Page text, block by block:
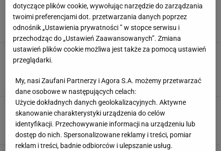
Zaglądamy do wnętrz Margot Robbie. Są tutaj
kultowe plakaty i meble z planu filmu "Barbie"
ANSWEAR BLOOMINGVILLE
3 pomysły na stół wielkanocny jak z magazynu
ANSWEAR BLOOMINGVILLE ĆMIELÓW
Domowe SPA krok po kroku. Jak stworzyć
relaksującą przestrzeń we własnej łazience?
ANSWEAR RĘCZNIK SZLAFROK ŚWIECA ZAPACHOWA
dotyczące plików cookie, wywołując narzędzie do zarządzania
twoimi preferencjami dot. przetwarzania danych poprzez
odnośnik „Ustawienia prywatności ” w stopce serwisu i
przechodząc do „Ustawień Zaawansowanych”. Zmiana
ustawień plików cookie możliwa jest także za pomocą ustawień
przeglądarki.
My, nasi Zaufani Partnerzy i Agora S.A. możemy przetwarzać
dane osobowe w następujących celach:
Użycie dokładnych danych geolokalizacyjnych. Aktywne
skanowanie charakterystyki urządzenia do celów
identyfikacji. Przechowywanie informacji na urządzeniu lub
dostęp do nich. Spersonalizowane reklamy i treści, pomiar
reklam i treści, badnie odbiorców i ulepszanie usług.